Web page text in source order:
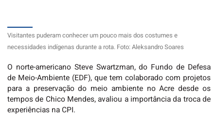
Visitantes puderam conhecer um pouco mais dos costumes e
necessidades indígenas durante a rota. Foto: Aleksandro Soares
O norte-americano Steve Swartzman, do Fundo de Defesa
de Meio-Ambiente (EDF), que tem colaborado com projetos
para a preservação do meio ambiente no Acre desde os
tempos de Chico Mendes, avaliou a importância da troca de
experiências na CPI.